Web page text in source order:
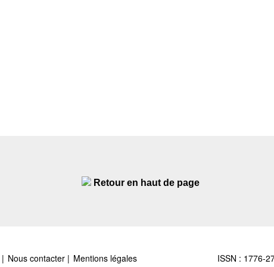
Retour en haut de page
Nous contacter Mentions légales ISSN : 1776-